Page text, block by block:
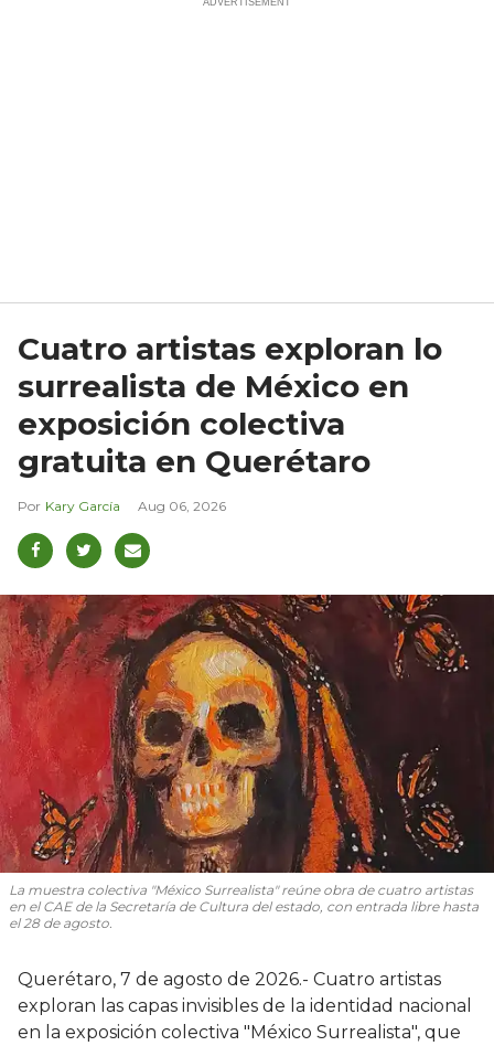
Cuatro artistas exploran lo
surrealista de México en
exposición colectiva
gratuita en Querétaro
Kary García Aug 06, 2026
La muestra colectiva "México Surrealista" reúne obra de cuatro artistas
en el CAE de la Secretaría de Cultura del estado, con entrada libre hasta
el 28 de agosto.
Querétaro, 7 de agosto de 2026.- Cuatro artistas
exploran las capas invisibles de la identidad nacional
en la exposición colectiva "México Surrealista", que